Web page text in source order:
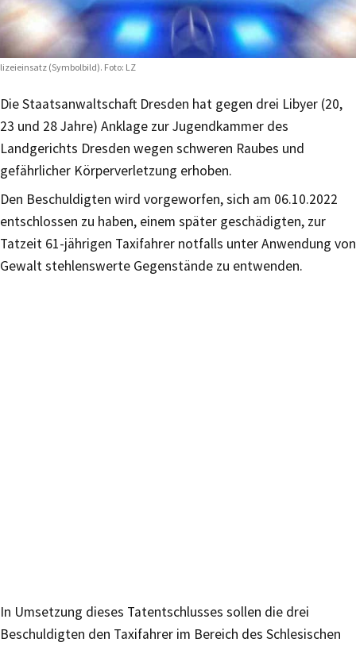
(Symbolbild). Foto: LZ
Die Staatsanwaltschaft Dresden hat gegen drei Libyer (20,
23 und 28 Jahre) Anklage zur Jugendkammer des
Landgerichts Dresden wegen schweren Raubes und
gefährlicher Körperverletzung erhoben.
Den Beschuldigten wird vorgeworfen, sich am 06.10.2022
entschlossen zu haben, einem später geschädigten, zur
Tatzeit 61-jährigen Taxifahrer notfalls unter Anwendung von
Gewalt stehlenswerte Gegenstände zu entwenden.
In Umsetzung dieses Tatentschlusses sollen die drei
Beschuldigten den Taxifahrer im Bereich des Schlesischen